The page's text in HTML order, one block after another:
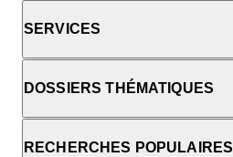
SERVICES
DOSSIERS THÉMATIQUES
RECHERCHES POPULAIRES